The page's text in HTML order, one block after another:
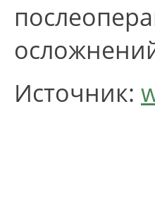
Источник: